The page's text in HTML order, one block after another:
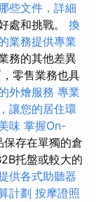
些文件，詳細
處和挑戰。 換
業務提供專業
務的其他差異
零售業務也具
外燴服務 專業
讓您的居住環
味 掌握On-
存在單獨的倉
托盤或較大的
供各式助聽器
計劃 按摩證照